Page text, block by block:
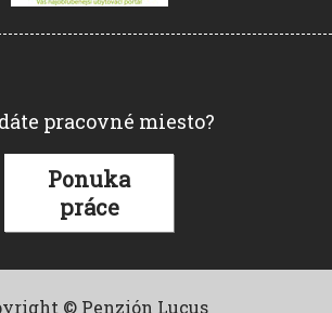
pracovné miesto?
Ponuka
práce
© Penzión Lucus